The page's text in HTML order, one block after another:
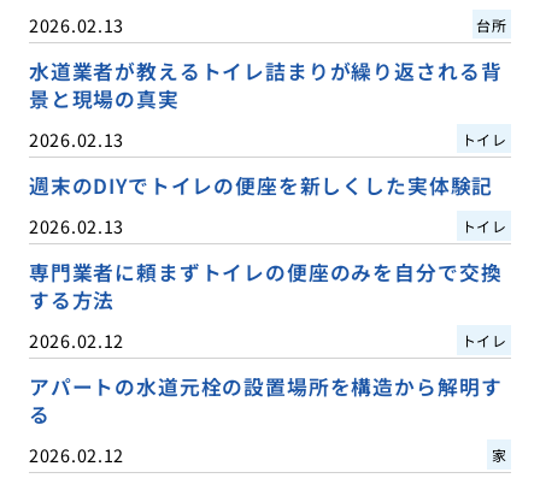
2026.02.13 台所
水道業者が教えるトイレ詰まりが繰り返される背
景と現場の真実
2026.02.13 トイレ
週末のDIYでトイレの便座を新しくした実体験記
2026.02.13 トイレ
専門業者に頼まずトイレの便座のみを自分で交換
する方法
2026.02.12 トイレ
アパートの水道元栓の設置場所を構造から解明す
る
2026.02.12 家